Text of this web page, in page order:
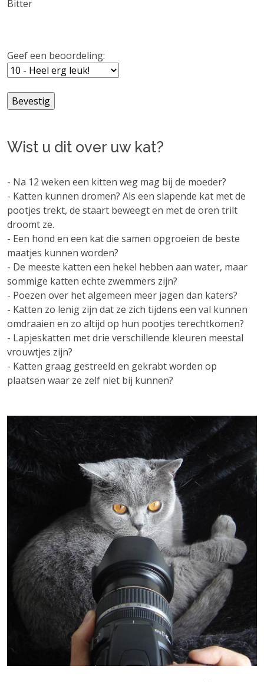
Bitter
Geef een beoordeling:
Wist u dit over uw kat?
- Na 12 weken een kitten weg mag bij de moeder?
- Katten kunnen dromen? Als een slapende kat met de
pootjes trekt, de staart beweegt en met de oren trilt
droomt ze.
- Een hond en een kat die samen opgroeien de beste
maatjes kunnen worden?
- De meeste katten een hekel hebben aan water, maar
sommige katten echte zwemmers zijn?
- Poezen over het algemeen meer jagen dan katers?
- Katten zo lenig zijn dat ze zich tijdens een val kunnen
omdraaien en zo altijd op hun pootjes terechtkomen?
- Lapjeskatten met drie verschillende kleuren meestal
vrouwtjes zijn?
- Katten graag gestreeld en gekrabt worden op
plaatsen waar ze zelf niet bij kunnen?